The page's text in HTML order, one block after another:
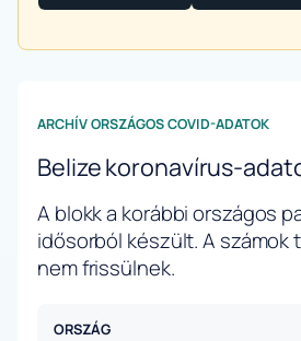
ARCHÍV ORSZÁGOS COVID-ADATOK
Belize koronavírus-
A blokk a korábbi országos
idősorból készült. A
nem frissülnek.
ORSZÁG